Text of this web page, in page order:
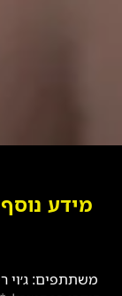
מידע
משתתפים: ג׳וי